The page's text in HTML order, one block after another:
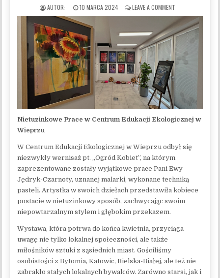
PUBLISHED DATE:
10 MARCA 2024 LEAVE A COMMENT
Nietuzinkowe Prace w Centrum Edukacji Ekologicznej w
Wieprzu
W Centrum Edukacji Ekologicznej w Wieprzu odbył się
niezwykły wernisaż pt. „Ogród Kobiet”, na którym
zaprezentowane zostały wyjątkowe prace Pani Ewy
Jędryk-Czarnoty, uznanej malarki, wykonane techniką
pasteli. Artystka w swoich dziełach przedstawiła kobiece
postacie w nietuzinkowy sposób, zachwycając swoim
niepowtarzalnym stylem i głębokim przekazem.
Wystawa, która potrwa do końca kwietnia, przyciąga
uwagę nie tylko lokalnej społeczności, ale także
miłośników sztuki z sąsiednich miast. Gościliśmy
osobistości z Bytomia, Katowic, Bielska-Białej, ale też nie
zabrakło stałych lokalnych bywalców. Zarówno starsi, jak i